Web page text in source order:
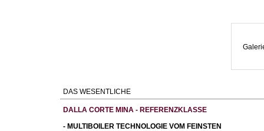
DAS WESENTLICHE
DALLA CORTE MINA - REFERENZKLASSE
- MULTIBOILER TECHNOLOGIE VOM FEINSTEN